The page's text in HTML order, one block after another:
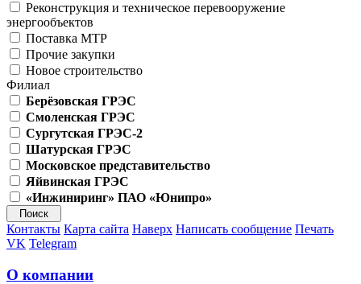
Реконструкция и техническое перевооружение
энергообъектов
Поставка МТР
Прочие закупки
Новое строительство
Филиал
Берёзовская ГРЭС
Смоленская ГРЭС
Сургутская ГРЭС-2
Шатурская ГРЭС
Московское представительство
Яйвинская ГРЭС
«Инжиниринг» ПАО «Юнипро»
Контакты Карта сайта Наверх Написать сообщение Печать
VK Telegram
О компании